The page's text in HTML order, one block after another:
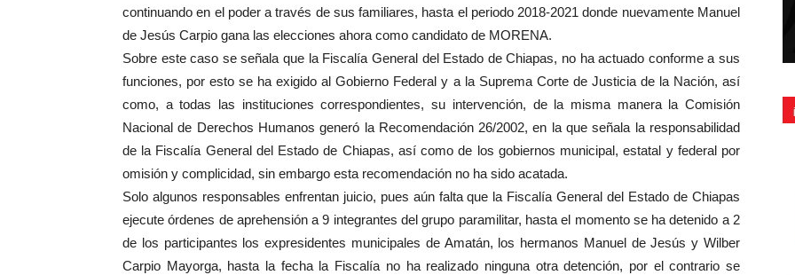
continuando en el poder a través de sus familiares, hasta el periodo 2018-2021 donde nuevamente Manuel
de Jesús Carpio gana las elecciones ahora como candidato de MORENA.
Sobre este caso se señala que la Fiscalía General del Estado de Chiapas, no ha actuado conforme a sus
funciones, por esto se ha exigido al Gobierno Federal y a la Suprema Corte de Justicia de la Nación, así
como, a todas las instituciones correspondientes, su intervención, de la misma manera la Comisión
Nacional de Derechos Humanos generó la Recomendación 26/2002, en la que señala la responsabilidad
de la Fiscalía General del Estado de Chiapas, así como de los gobiernos municipal, estatal y federal por
omisión y complicidad, sin embargo esta recomendación no ha sido acatada.
Solo algunos responsables enfrentan juicio, pues aún falta que la Fiscalía General del Estado de Chiapas
ejecute órdenes de aprehensión a 9 integrantes del grupo paramilitar, hasta el momento se ha detenido a 2
de los participantes los expresidentes municipales de Amatán, los hermanos Manuel de Jesús y Wilber
Carpio Mayorga, hasta la fecha la Fiscalía no ha realizado ninguna otra detención, por el contrario se